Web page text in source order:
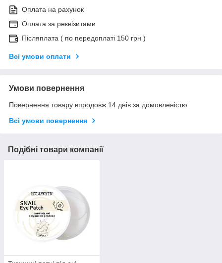
Оплата на рахунок
Оплата за реквізитами
Післяплата ( по передоплаті 150 грн )
Всі умови оплати
Умови повернення
Повернення товару впродовж 14 днів за домовленістю
Всі умови повернення
Подібні товари компанії